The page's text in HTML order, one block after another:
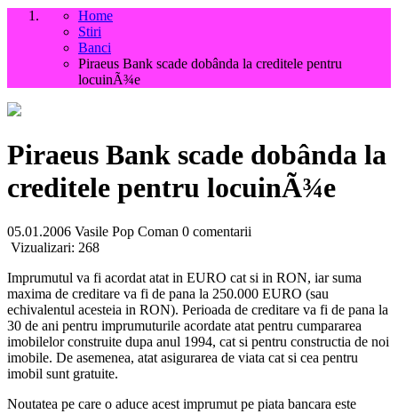
Home
Stiri
Banci
Piraeus Bank scade dobânda la creditele pentru
locuinÃ¾e
Piraeus Bank scade dobânda la
creditele pentru locuinÃ¾e
05.01.2006 Vasile Pop Coman 0 comentarii
Vizualizari: 268
Imprumutul va fi acordat atat in EURO cat si in RON, iar suma
maxima de creditare va fi de pana la 250.000 EURO (sau
echivalentul acesteia in RON). Perioada de creditare va fi de pana la
30 de ani pentru imprumuturile acordate atat pentru cumpararea
imobilelor construite dupa anul 1994, cat si pentru constructia de noi
imobile. De asemenea, atat asigurarea de viata cat si cea pentru
imobil sunt gratuite.
Noutatea pe care o aduce acest imprumut pe piata bancara este